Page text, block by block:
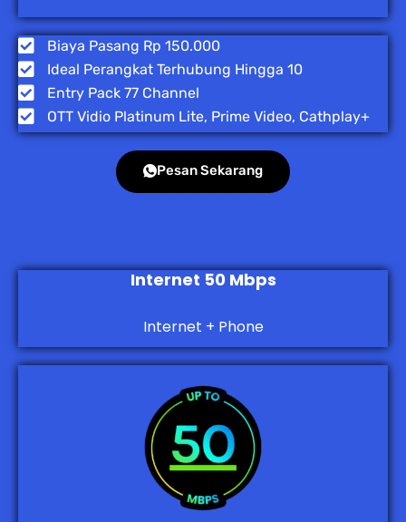
Biaya Pasang Rp 150.000
Ideal Perangkat Terhubung Hingga 10
Entry Pack 77 Channel
OTT Vidio Platinum Lite, Prime Video, Cathplay+
Pesan Sekarang
Internet 50 Mbps
Internet + Phone